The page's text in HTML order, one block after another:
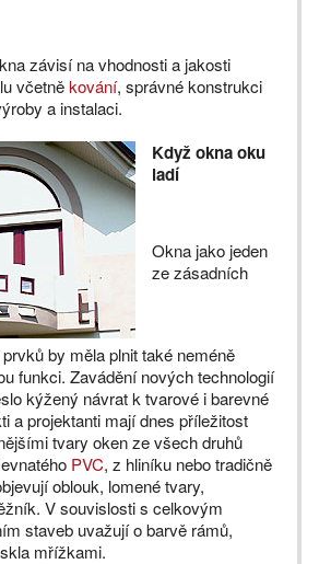
závisí na vhodnosti a jakosti
včetněkování, správné konstrukci
a instalaci.
Když okna oku
ladí
Okna jako jeden
ze zásadních
by měla plnit také neméně
funkci. Zavádění nových technologií
kýžený návrat k tvarové i barevné
a projektanti mají dnes příležitost
tvary oken ze všech druhů
PVC, z hliníku nebo tradičně
oblouk, lomené tvary,
V souvislosti s celkovým
staveb uvažují o barvě rámů,
mřížkami.